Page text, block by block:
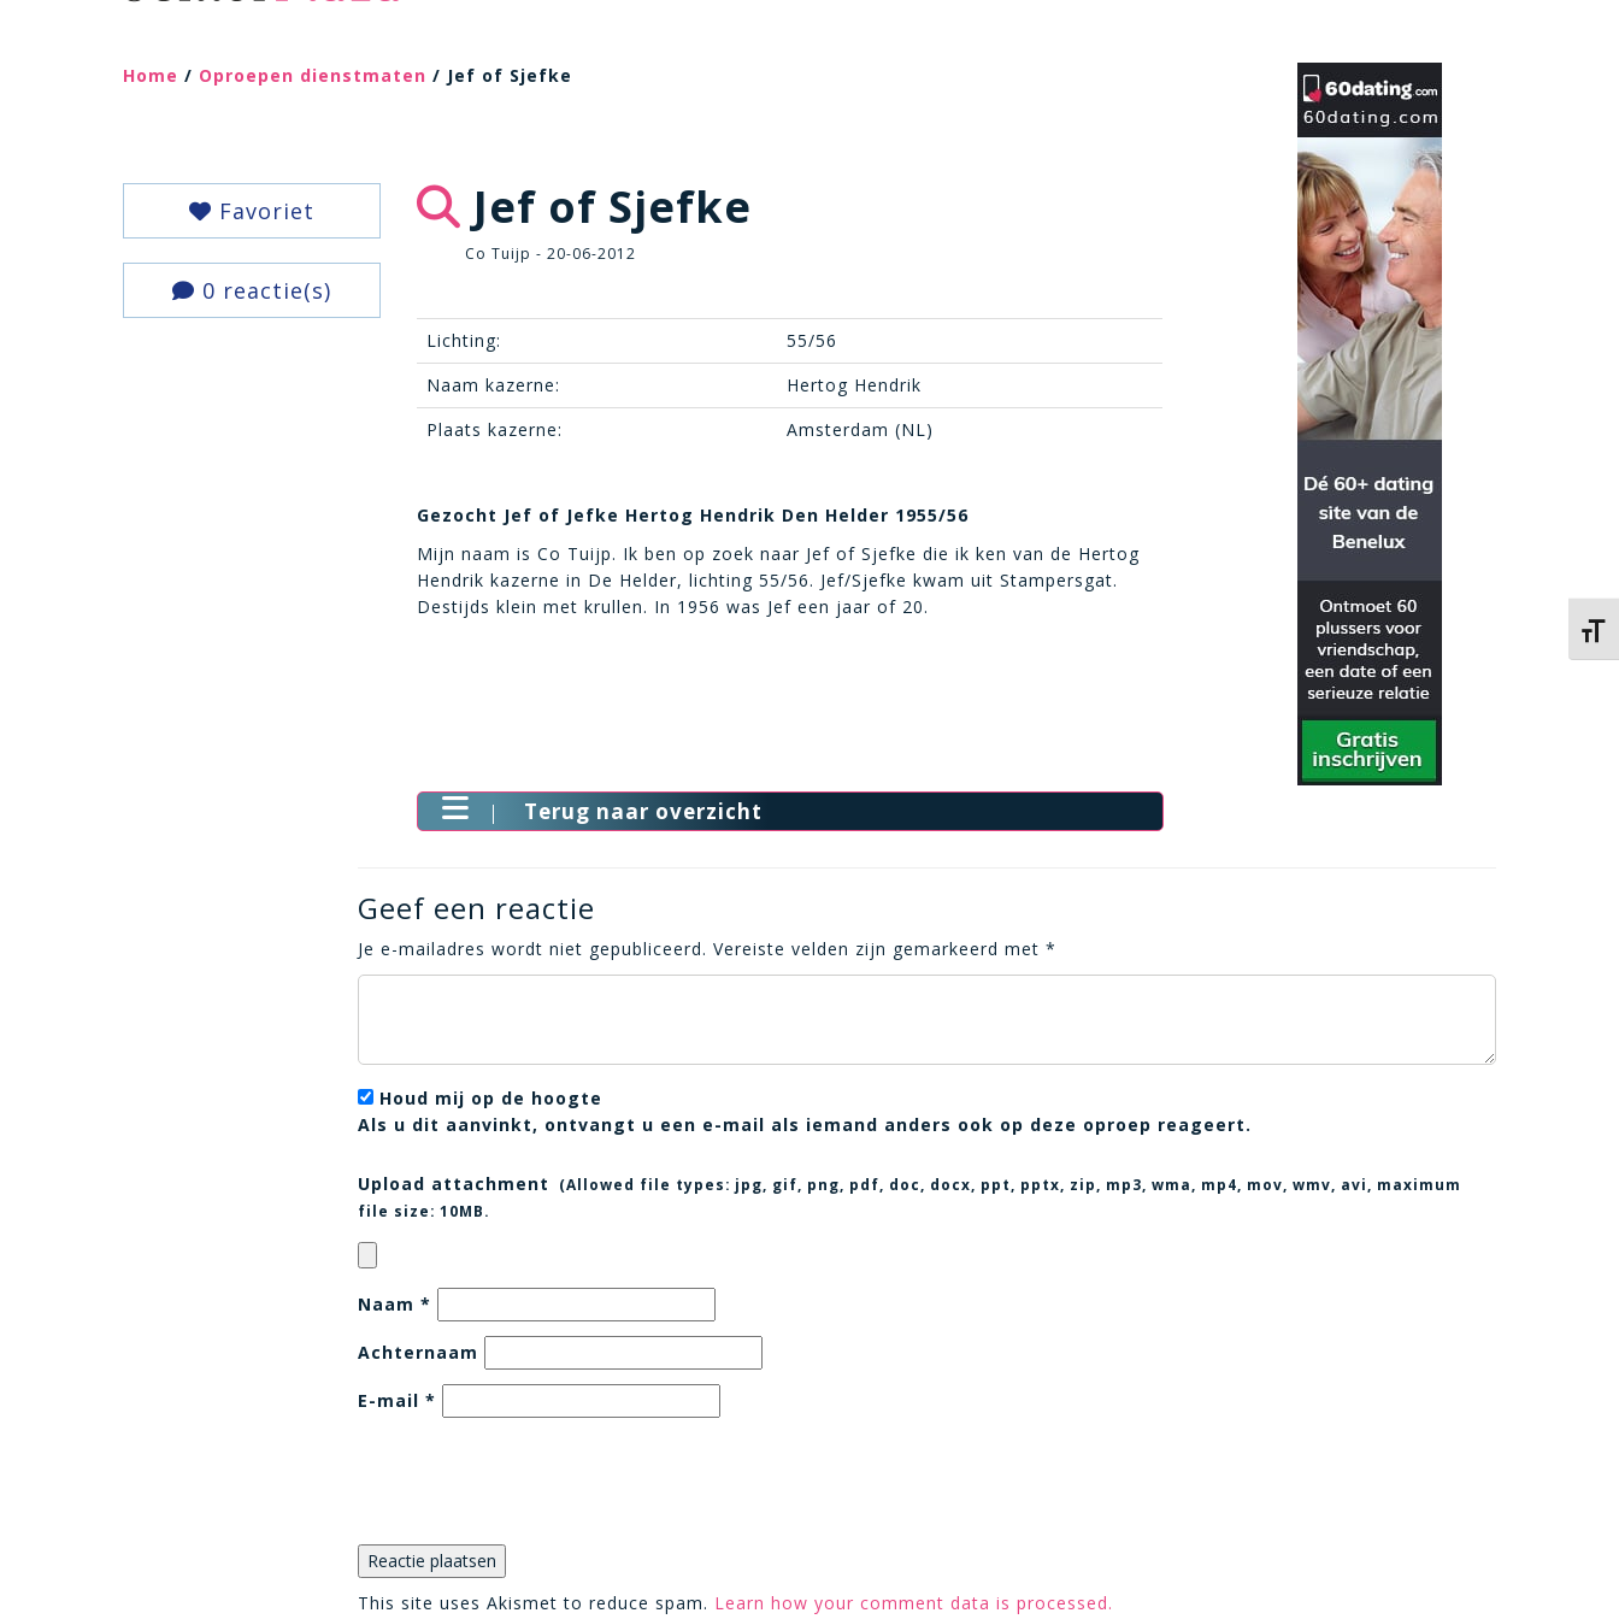
Home / Oproepen dienstmaten / Jef of Sjefke
Favoriet
0 reactie(s)
Jef of Sjefke
Co Tuijp - 20-06-2012
Lichting:
55/56
Naam kazerne:
Hertog Hendrik
Plaats kazerne:
Amsterdam (NL)
Gezocht Jef of Jefke Hertog Hendrik Den Helder 1955/56
Mijn naam is Co Tuijp. Ik ben op zoek naar Jef of Sjefke die ik ken van de Hertog
Hendrik kazerne in De Helder, lichting 55/56. Jef/Sjefke kwam uit Stampersgat.
Destijds klein met krullen. In 1956 was Jef een jaar of 20.
Terug naar overzicht
Geef een reactie
Je e-mailadres wordt niet gepubliceerd. Vereiste velden zijn gemarkeerd met *
Houd mij op de hoogte
Als u dit aanvinkt, ontvangt u een e-mail als iemand anders ook op deze oproep reageert.
Upload attachment (Allowed file types: jpg, gif, png, pdf, doc, docx, ppt, pptx, zip, mp3, wma, mp4, mov, wmv, avi
, maximum
file size: 10MB.
Naam *
Achternaam
E-mail *
This site uses Akismet to reduce spam. Learn how your comment data is processed.